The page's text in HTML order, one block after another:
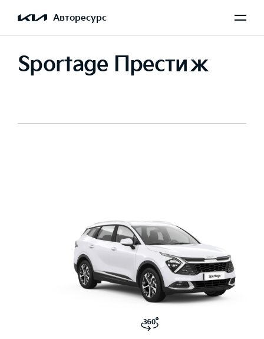
Авторесурс
Sportage Престиж